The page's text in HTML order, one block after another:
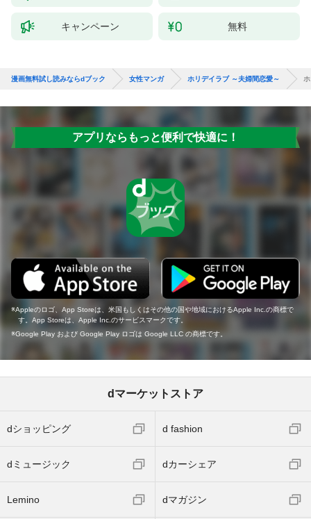
キャンペーン 無料
漫画無料試し読みならdブック 女性マンガ ホリデイラブ ～夫婦間恋愛～
アプリならもっと便利で快適に！
Appleのロゴ、App Storeは、米国もしくはその他の国や地域におけるApple Inc.の商標で
す。App Storeは、Apple Inc.のサービスマークです。
Google Play および Google Play ロゴは Google LLC の商標です。
dマーケットストア
dショッピング d fashion
dミュージック dカーシェア
Lemino dマガジン